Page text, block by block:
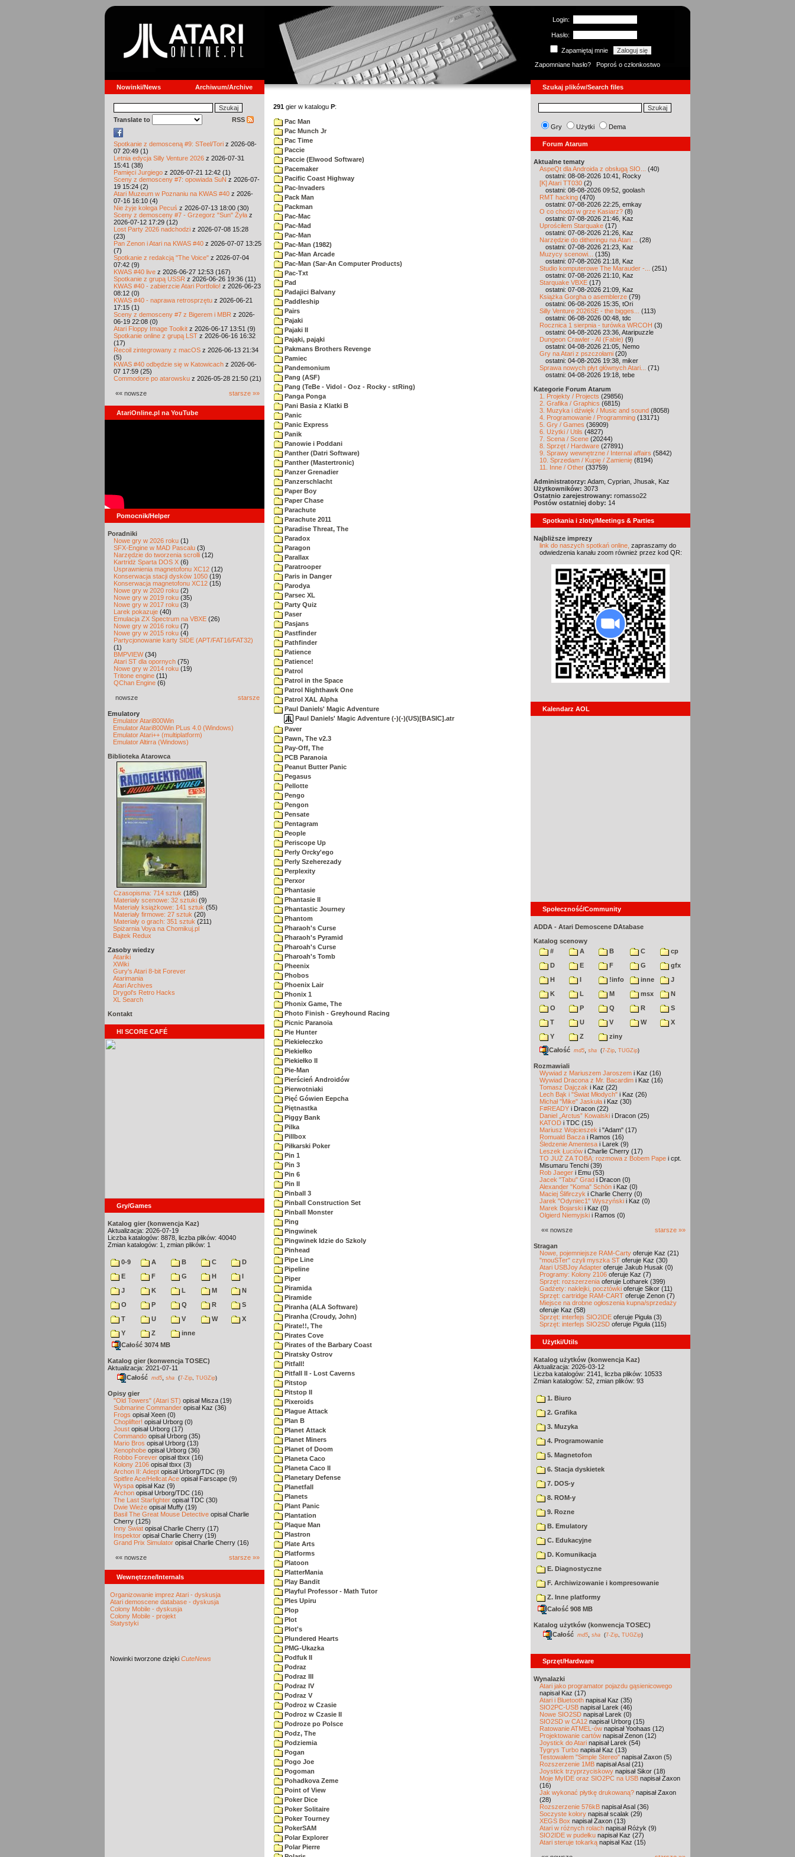
Login:
Hasło:
Zapamiętaj mnie
Zapomniane hasło?
Poproś o członkostwo
Nowinki/News Archiwum/Archive Szukaj plików/Search files
Translate to RSS
Spotkanie z demosceną #9: STeel/Tori z 2026-08-
07 20:49 (1)
Letnia edycja Silly Venture 2026 z 2026-07-31
15:41 (38)
Pamięci Jurgiego z 2026-07-21 12:42 (1)
Sceny z demosceny #7: opowiada SuN z 2026-07-
19 15:24 (2)
Atari Muzeum w Poznaniu na KWAS #40 z 2026-
07-16 16:10 (4)
Nie żyje kolega Pecuś z 2026-07-13 18:00 (30)
Sceny z demosceny #7 - Grzegorz "Sun" Żyła z
2026-07-12 17:29 (12)
Lost Party 2026 nadchodzi z 2026-07-08 15:28
(23)
Pan Zenon i Atari na KWAS #40 z 2026-07-07 13:25
(7)
Spotkanie z redakcją "The Voice" z 2026-07-04
07:42 (9)
KWAS #40 live z 2026-06-27 12:53 (167)
Spotkanie z grupą USSR z 2026-06-26 19:36 (11)
KWAS #40 - zabierzcie Atari Portfolio! z 2026-06-23
08:12 (0)
KWAS #40 - naprawa retrosprzętu z 2026-06-21
17:15 (1)
Sceny z demosceny #7 z Bigerem i MBR z 2026-
06-19 22:08 (0)
Atari Floppy Image Toolkit z 2026-06-17 13:51 (9)
Spotkanie online z grupą LST z 2026-06-16 16:32
(17)
Recoil zintegrowany z macOS z 2026-06-13 21:34
(5)
KWAS #40 odbędzie się w Katowicach z 2026-06-
07 17:59 (25)
Commodore po atarowsku z 2026-05-28 21:50 (21)
«« nowsze starsze »»
AtariOnline.pl na YouTube
Pomocnik/Helper
Poradniki
Nowe gry w 2026 roku (1)
SFX-Engine w MAD Pascalu (3)
Narzędzie do tworzenia scrolli (12)
Kartridż Sparta DOS X (6)
Usprawnienia magnetofonu XC12 (12)
Konserwacja stacji dysków 1050 (19)
Konserwacja magnetofonu XC12 (15)
Nowe gry w 2020 roku (2)
Nowe gry w 2019 roku (35)
Nowe gry w 2017 roku (3)
Larek pokazuje (40)
Emulacja ZX Spectrum na VBXE (26)
Nowe gry w 2016 roku (7)
Nowe gry w 2015 roku (4)
Partycjonowanie karty SIDE (APT/FAT16/FAT32)
(1)
BMPVIEW(34)
Atari ST dla opornych (75)
Nowe gry w 2014 roku (19)
Tritone engine (11)
QChan Engine (6)
nowsze starsze
Emulatory
Emulator Atari800Win
Emulator Atari800Win PLus 4.0 (Windows)
Emulator Atari++ (multiplatform)
Emulator Altirra (Windows)
Biblioteka Atarowca
Czasopisma: 714 sztuk (185)
Materiały scenowe: 32 sztuki (9)
Materiały książkowe: 141 sztuk (55)
Materiały firmowe: 27 sztuk (20)
Materiały o grach: 351 sztuk (211)
Spiżarnia Voya na Chomikuj.pl
Bajtek Redux
Zasoby wiedzy
Atariki
XWiki
Gury's Atari 8-bit Forever
Atarimania
Atari Archives
Drygol's Retro Hacks
XL Search
Kontakt
HI SCORE CAFÉ
Gry/Games
Katalog gier (konwencja Kaz)
Aktualizacja: 2026-07-19
Liczba katalogów: 8878, liczba plików: 40040
Zmian katalogów: 1, zmian plików: 1
0-9 A B C
D
E
F G H
I
J
K L M
N
O
P Q R
S
T
U V W
X
Y
Z
inne
Całość 3074 MB
Katalog gier (konwencja TOSEC)
Aktualizacja: 2021-07-11
Całość md5 sha (7-Zip TUGZip)
Opisy gier
"Old Towers" (Atari ST) opisał Misza (19)
Submarine Commander opisał Kaz (36)
Frogs opisał Xeen (0)
Choplifter! opisał Urborg (0)
Joust opisał Urborg (17)
Commando opisał Urborg (35)
Mario Bros opisał Urborg (13)
Xenophobe opisał Urborg (36)
Robbo Forever opisał tbxx (16)
Kolony 2106 opisał tbxx (3)
Archon II: Adept opisał Urborg/TDC (9)
Spitfire Ace/Hellcat Ace opisał Farscape (9)
Wyspa opisał Kaz (9)
Archon opisał Urborg/TDC (16)
The Last Starfighter opisał TDC (30)
Dwie Wieże opisał Muffy (19)
Basil The Great Mouse Detective opisał Charlie
Cherry (125)
Inny Świat opisał Charlie Cherry (17)
Inspektor opisał Charlie Cherry (19)
Grand Prix Simulator opisał Charlie Cherry (16)
«« nowsze starsze »»
Wewnętrzne/Internals
Organizowanie imprez Atari - dyskusja
Atari demoscene database - dyskusja
Colony Mobile - dyskusja
Colony Mobile - projekt
Statystyki
Nowinki tworzone dzięki CuteNews
291 gier w katalogu P:
Pac Man
Pac Munch Jr
Pac Time
Paccie
Paccie (Elwood Software)
Pacemaker
Pacific Coast Highway
Pac-Invaders
Pack Man
Packman
Pac-Mac
Pac-Mad
Pac-Man
Pac-Man (1982)
Pac-Man Arcade
Pac-Man (Sar-An Computer Products)
Pac-Txt
Pad
Padajici Balvany
Paddleship
Pairs
Pajaki
Pajaki II
Pająki, pająki
Pakmans Brothers Revenge
Pamiec
Pandemonium
Pang (ASF)
Pang (TeBe - Vidol - Ooz - Rocky - stRing)
Panga Ponga
Pani Basia z Klatki B
Panic
Panic Express
Panik
Panowie i Poddani
Panther (Datri Software)
Panther (Mastertronic)
Panzer Grenadier
Panzerschlacht
Paper Boy
Paper Chase
Parachute
Parachute 2011
Paradise Threat, The
Paradox
Paragon
Parallax
Paratrooper
Paris in Danger
Parodya
Parsec XL
Party Quiz
Paser
Pasjans
Pastfinder
Pathfinder
Patience
Patience!
Patrol
Patrol in the Space
Patrol Nighthawk One
Patrol XAL Alpha
Paul Daniels' Magic Adventure
Paul Daniels' Magic Adventure (-)(-)(US)[BASIC].atr
Paver
Pawn, The v2.3
Pay-Off, The
PCB Paranoia
Peanut Butter Panic
Pegasus
Pellotte
Pengo
Pengon
Pensate
Pentagram
People
Periscope Up
Perly Orcky'ego
Perly Szeherezady
Perplexity
Perxor
Phantasie
Phantasie II
Phantastic Journey
Phantom
Pharaoh's Curse
Pharaoh's Pyramid
Pharoah's Curse
Pharoah's Tomb
Pheenix
Phobos
Phoenix Lair
Phonix 1
Phonix Game, The
Photo Finish - Greyhound Racing
Picnic Paranoia
Pie Hunter
Piekiełeczko
Piekiełko
Piekiełko II
Pie-Man
Pierścień Androidów
Pierwotniaki
Pięć Gówien Eepcha
Piętnastka
Piggy Bank
Pilka
Pillbox
Piłkarski Poker
Pin 1
Pin 3
Pin 6
Pin II
Pinball 3
Pinball Construction Set
Pinball Monster
Ping
Pingwinek
Pingwinek Idzie do Szkoly
Pinhead
Pipe Line
Pipeline
Piper
Piramida
Piramide
Piranha (ALA Software)
Piranha (Croudy, John)
Pirate!!, The
Pirates Cove
Pirates of the Barbary Coast
Piratsky Ostrov
Pitfall!
Pitfall II - Lost Caverns
Pitstop
Pitstop II
Pixeroids
Plague Attack
Plan B
Planet Attack
Planet Miners
Planet of Doom
Planeta Caco
Planeta Caco II
Planetary Defense
Planetfall
Planets
Plant Panic
Plantation
Plaque Man
Plastron
Plate Arts
Platforms
Platoon
PlatterMania
Play Bandit
Playful Professor - Math Tutor
Ples Upiru
Plop
Plot
Plot's
Plundered Hearts
PMG-Ukazka
Podfuk II
Podraz
Podraz III
Podraz IV
Podraz V
Podroz w Czasie
Podroz w Czasie II
Podroze po Polsce
Podz, The
Podziemia
Pogan
Pogo Joe
Pogoman
Pohadkova Zeme
Point of View
Poker Dice
Poker Solitaire
Poker Tourney
PokerSAM
Polar Explorer
Polar Pierre
Gry Użytki Dema
Forum Atarum
Aktualne tematy
AspeQt dla Androida z obsługą SIO...
(40)
ostatni: 08-08-2026 10:41, Rocky
[K] Atari TT030 (2)
ostatni: 08-08-2026 09:52, goolash
RMT hacking (470)
ostatni: 07-08-2026 22:25, emkay
O co chodzi w grze Kasiarz? (8)
ostatni: 07-08-2026 21:46, Kaz
Uprościłem Starquake (17)
ostatni: 07-08-2026 21:26, Kaz
Narzędzie do ditheringu na Atari ...
(28)
ostatni: 07-08-2026 21:23, Kaz
Muzycy scenowi...
(135)
ostatni: 07-08-2026 21:18, Kaz
Studio komputerowe The Marauder -...
(251)
ostatni: 07-08-2026 21:10, Kaz
Starquake VBXE (17)
ostatni: 07-08-2026 21:09, Kaz
Książka Gorgha o asemblerze (79)
ostatni: 06-08-2026 15:35, tOri
Silly Venture 2026SE - the bigges...
(113)
ostatni: 06-08-2026 00:48, tdc
Rocznica 1 sierpnia - turówka WRCOH (3)
ostatni: 04-08-2026 23:36, Ataripuzzle
Dungeon Crawler - AI (Fable) (9)
ostatni: 04-08-2026 21:05, Nemo
Gry na Atari z pszczołami (20)
ostatni: 04-08-2026 19:38, miker
Sprawa nowych płyt głównych Atari...
(71)
ostatni: 04-08-2026 19:18, tebe
Kategorie Forum Atarum
1. Projekty / Projects (29856)
2. Grafika / Graphics (6815)
3. Muzyka i dźwięk / Music and sound (8058)
4. Programowanie / Programming (13171)
5. Gry / Games (36909)
6. Użytki / Utils (4827)
7. Scena / Scene (20244)
8. Sprzęt / Hardware (27891)
9. Sprawy wewnętrzne / Internal affairs (5842)
10. Sprzedam / Kupię / Zamienię (8194)
11. Inne / Other (33759)
Administratorzy: Adam, Cyprian, Jhusak, Kaz
Użytkowników: 3073
Ostatnio zarejestrowany: romasso22
Postów ostatniej doby: 14
Spotkania i zloty/Meetings & Parties
Najbliższe imprezy
link do naszych spotkań online, zapraszamy do
odwiedzenia kanału zoom również przez kod QR:
Kalendarz AOL
Społeczność/Community
ADDA - Atari Demoscene DAtabase
Katalog scenowy
#
A B C
cp
D
E F G
gfx
H
I !info inne
J
K
L M msx
N
O
P Q R
S
T
U V W
X
Y
Z
ziny
Całość md5 sha (7-Zip TUGZip)
Rozmawiali
Wywiad z Mariuszem Jaroszem i Kaz (16)
Wywiad Dracona z Mr. Bacardim i Kaz (16)
Tomasz Dajczak i Kaz (22)
Lech Bąk i "Świat Młodych" i Kaz (26)
Michał "Mike" Jaskuła i Kaz (30)
F#READY i Dracon (22)
Daniel „Arctus” Kowalski i Dracon (25)
KATOD i TDC (15)
Mariusz Wojcieszek i "Adam" (17)
Romuald Bacza i Ramos (16)
Śledzenie Amentesa i Larek (9)
Leszek Łuciów i Charlie Cherry (17)
TO JUŻ ZA TOBĄ: rozmowa z Bobem Pape i cpt.
Misumaru Tenchi (39)
Rob Jaeger i Emu (53)
Jacek "Tabu" Grad i Dracon (0)
Alexander "Koma" Schön i Kaz (0)
Maciej Ślifirczyk i Charlie Cherry (0)
Jarek "Odyniec1" Wyszyński i Kaz (0)
Marek Bojarski i Kaz (0)
Olgierd Niemyjski i Ramos (0)
«« nowsze starsze »»
Stragan
Nowe, pojemniejsze RAM-Carty oferuje Kaz (21)
"mouSTer" czyli myszka ST oferuje Kaz (30)
Atari USBJoy Adapter oferuje Jakub Husak (0)
Programy: Kolony 2106 oferuje Kaz (7)
Sprzęt: rozszerzenia oferuje Lotharek (399)
Gadżety: naklejki, pocztówki oferuje Sikor (11)
Sprzęt: cartridge RAM-CART oferuje Zenon (7)
Miejsce na drobne ogłoszenia kupna/sprzedaży
oferuje Kaz (58)
Sprzęt: interfejs SIO2IDE oferuje Piguła (3)
Sprzęt: interfejs SIO2SD oferuje Piguła (115)
Użytki/Utils
Katalog użytków (konwencja Kaz)
Aktualizacja: 2026-03-12
Liczba katalogów: 2141, liczba plików: 10533
Zmian katalogów: 52, zmian plików: 93
1. Biuro
2. Grafika
3. Muzyka
4. Programowanie
5. Magnetofon
6. Stacja dyskietek
7. DOS-y
8. ROM-y
9. Rozne
B. Emulatory
C. Edukacyjne
D. Komunikacja
E. Diagnostyczne
F. Archiwizowanie i kompresowanie
Z. Inne platformy
Całość 908 MB
Katalog użytków (konwencja TOSEC)
Całość md5 sha (7-Zip TUGZip)
Sprzęt/Hardware
Wynalazki
Atari jako programator pojazdu gąsienicowego
napisał Kaz (17)
Atari i Bluetooth napisał Kaz (35)
SIO2PC-USB napisał Larek (46)
Nowe SIO2SD napisał Larek (0)
SIO2SD w CA12 napisał Urborg (15)
Ratowanie ATMEL-ów napisał Yoohaas (12)
Projektowanie cartów napisał Zenon (12)
Joystick do Atari napisał Larek (54)
Tygrys Turbo napisał Kaz (13)
Testowałem "Simple Stereo" napisał Zaxon (5)
Rozszerzenie 1MB napisał Asal (21)
Joystick trzyprzyciskowy napisał Sikor (18)
Moje MyIDE oraz SIO2PC na USB napisał Zaxon
(16)
Jak wykonać płytkę drukowaną? napisał Zaxon
(28)
Rozszerzenie 576kB napisał Asal (36)
Soczyste kolory napisał scalak (29)
XEGS Box napisał Zaxon (13)
Atari w różnych rolach napisał Różyk (9)
SIO2IDE w pudełku napisał Kaz (27)
Atari steruje tokarką napisał Kaz (15)